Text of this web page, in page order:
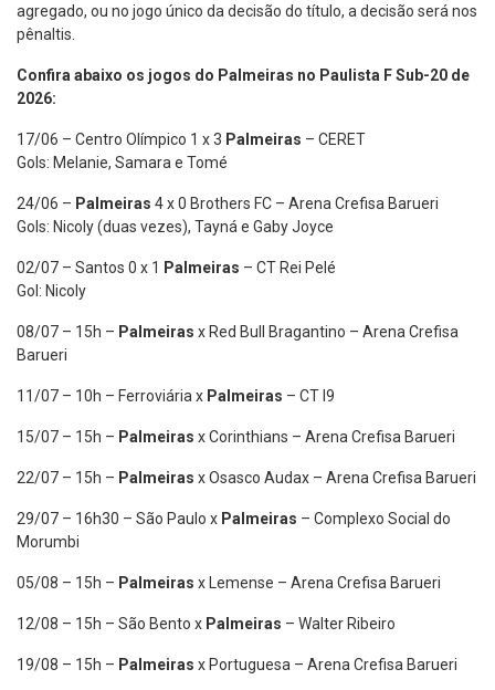
agregado, ou no jogo único da decisão do título, a decisão será nos
pênaltis.
Confira abaixo os jogos do Palmeiras no Paulista F Sub-20 de
2026:
17/06 – Centro Olímpico 1 x 3 Palmeiras – CERET
Gols: Melanie, Samara e Tomé
24/06 – Palmeiras 4 x 0 Brothers FC – Arena Crefisa Barueri
Gols: Nicoly (duas vezes), Tayná e Gaby Joyce
02/07 – Santos 0 x 1 Palmeiras – CT Rei Pelé
Gol: Nicoly
08/07 – 15h – Palmeiras x Red Bull Bragantino – Arena Crefisa
Barueri
11/07 – 10h – Ferroviária x Palmeiras – CT I9
15/07 – 15h – Palmeiras x Corinthians – Arena Crefisa Barueri
22/07 – 15h – Palmeiras x Osasco Audax – Arena Crefisa Barueri
29/07 – 16h30 – São Paulo x Palmeiras – Complexo Social do
Morumbi
05/08 – 15h – Palmeiras x Lemense – Arena Crefisa Barueri
12/08 – 15h – São Bento x Palmeiras – Walter Ribeiro
19/08 – 15h – Palmeiras x Portuguesa – Arena Crefisa Barueri